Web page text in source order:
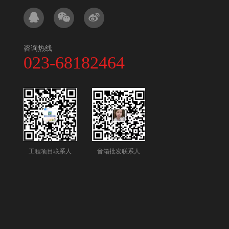
咨询热线
023-68182464
工程项目联系人 音箱批发联系人